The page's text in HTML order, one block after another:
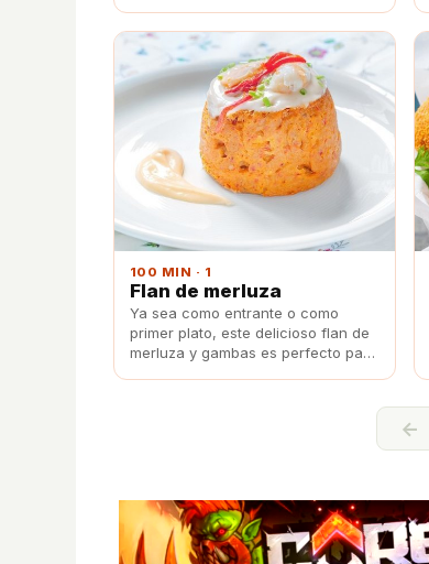
100 MIN · 1
Flan de merluza
Ya sea como entrante o como
primer plato, este delicioso flan de
merluza y gambas es perfecto para
←